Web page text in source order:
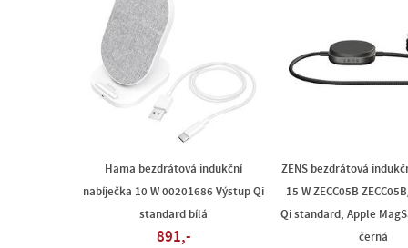
Hama bezdrátová indukční
nabíječka 10 W 00201686 Výstup Qi
standard bílá
891,-
ZENS bezdrátová
15 W ZECC05B
Qi standard, Apple
černá